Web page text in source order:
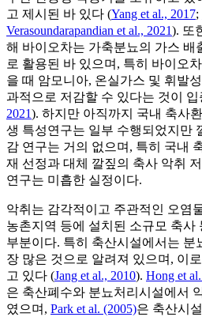
고 제시된 바 있다 (Yang et al., 2017;
Verasoundarapandian et al., 2021). 또
해 바이오차는 가축분뇨의 가스 배
로 활용된 바 있으며, 특히 바이오
을 때 암모니아, 온실가스 및 휘발
과적으로 저감할 수 있다는 것이
2021). 하지만 아직까지 국내 축사
생 특성연구는 일부 수행되었지만
감 연구는 거의 없으며, 특히 국내
재 선정과 대체 깔짚의 축사 악취
연구는 미흡한 실정이다.
악취는 감각적이고 주관적인 오염
농촌지역 등에 설치된 소규모 축사
부분이다. 특히 축산시설에서는 분
장 많은 것으로 알려져 있으며, 이
고 있다 (Jang et al., 2010). Hong et
은 축산폐수와 분뇨처리시설에서
였으며, Park et al. (2005)은 축산시